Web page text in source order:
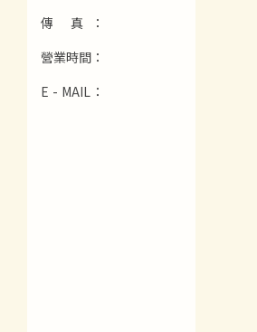
傳 真：
營業時間：
E - MAIL：